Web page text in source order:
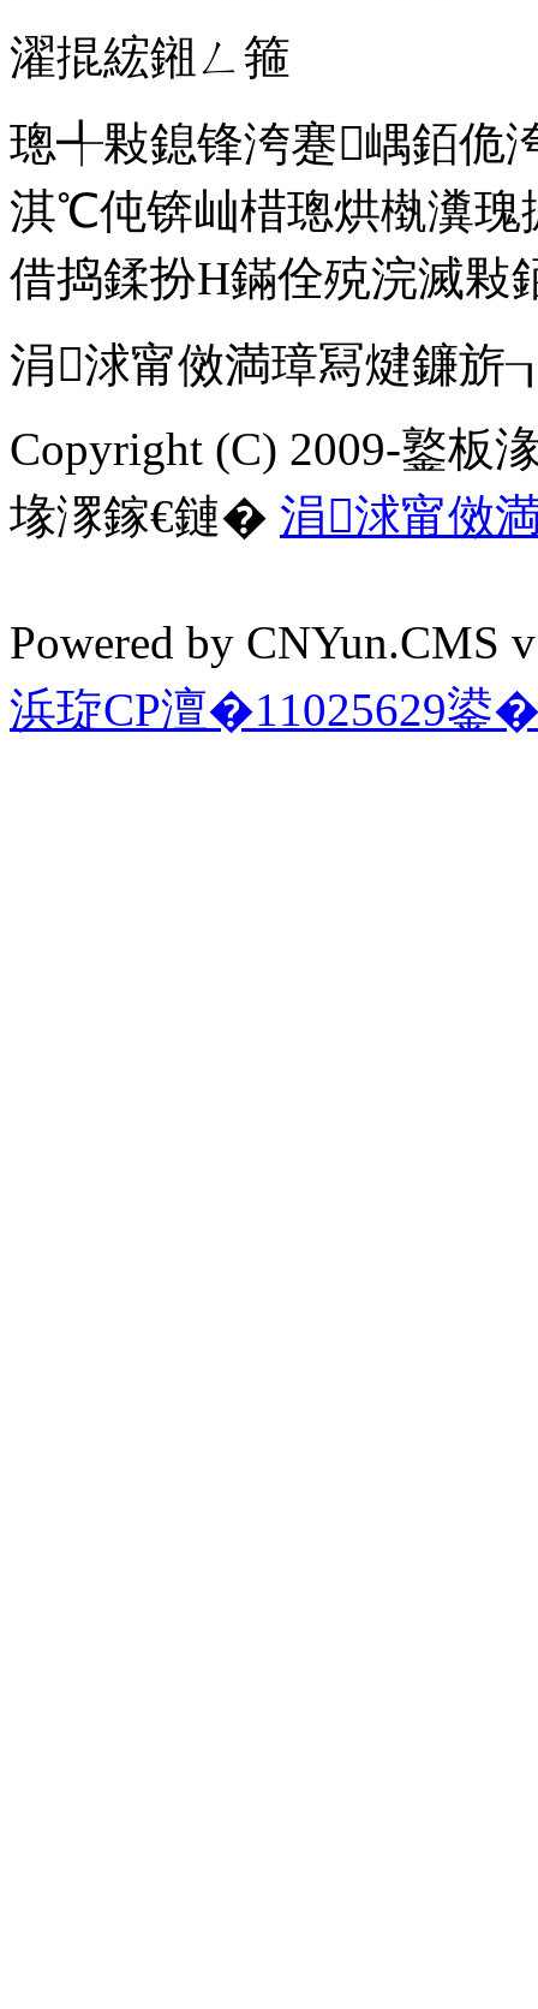
濯掍綋鎺ㄥ箍
璁╃敤鎴锋洿蹇嵎銆佹
淇℃伅锛屾棤璁烘槸瀵瑰
借捣鍒扮Н鏋佺殑浣滅
涓浗甯傚満璋冩煡鐮旂
Copyright (C) 2009-鐜板
堟潈鎵€鏈� 涓浗甯傚
Powered by
浜琁CP澶�11025629鍙